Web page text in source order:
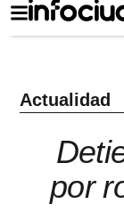
Actualidad
por